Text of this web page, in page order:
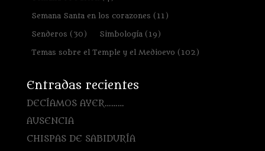
Semana Santa en los corazones (11)
Senderos (30) Simbología(19)
Temas sobre el Temple y el Medioevo (102)
Entradas recientes
DECÍAMOS AYER………
AUSENCIA
CHISPAS DE SABIDURÍA